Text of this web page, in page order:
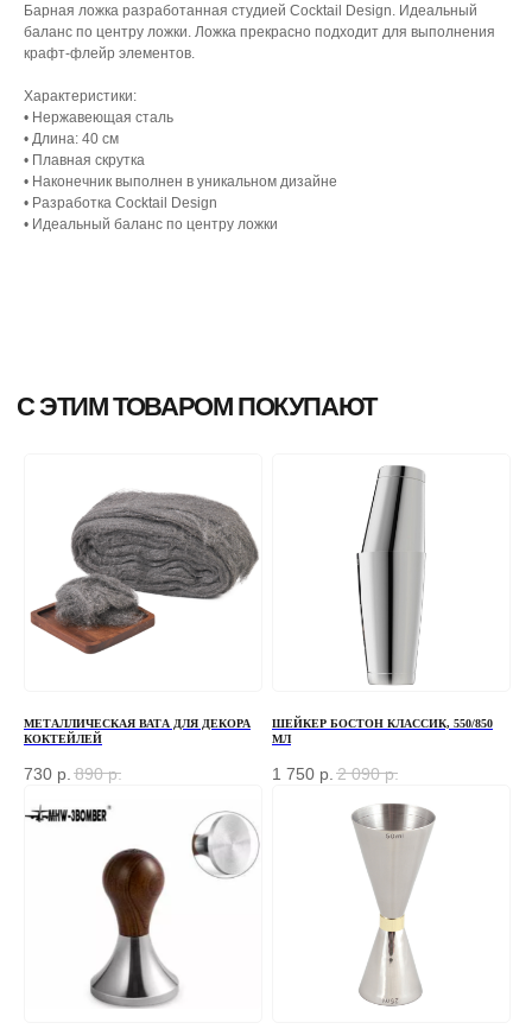
Барная ложка разработанная студией Cocktail Design. Идеальный
баланс по центру ложки. Ложка прекрасно подходит для выполнения
крафт-флейр элементов.
Характеристики:
• Нержавеющая сталь
• Длина: 40 см
• Плавная скрутка
• Наконечник выполнен в уникальном дизайне
• Разработка Cocktail Design
• Идеальный баланс по центру ложки
МЕТАЛЛИЧЕСКАЯ ВАТА ДЛЯ ДЕКОРА
КОКТЕЙЛЕЙ
730 р. 890 р.
ШЕЙКЕР БОСТОН КЛАССИК, 550/850
МЛ
1 750 р. 2 090 р.